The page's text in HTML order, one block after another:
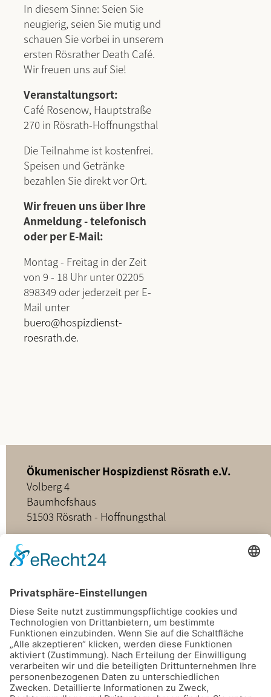
In diesem Sinne: Seien Sie
neugierig, seien Sie mutig und
schauen Sie vorbei in unserem
ersten Rösrather Death Café.
Wir freuen uns auf Sie!
Veranstaltungsort:
Café Rosenow, Hauptstraße
270 in Rösrath-Hoffnungsthal
Die Teilnahme ist kostenfrei.
Speisen und Getränke
bezahlen Sie direkt vor Ort.
Wir freuen uns über Ihre
Anmeldung - telefonisch
oder per E-Mail:
Montag - Freitag in der Zeit
von 9 - 18 Uhr unter 02205
898349 oder jederzeit per E-
Mail unter
buero@hospizdienst-
roesrath.de.
Ökumenischer Hospizdienst Rösrath e.V.
Volberg 4
Baumhofshaus
51503 Rösrath - Hoffnungsthal
02205 - 898349
buero@hospizdienst-roesrath.de
Home
Datenschutz
Impressum
Mitmachen